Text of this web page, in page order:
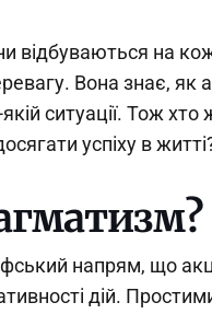
відбуваються на
Вона знає, як
ситуації. Тож
успіху в
напрям, що
дій.